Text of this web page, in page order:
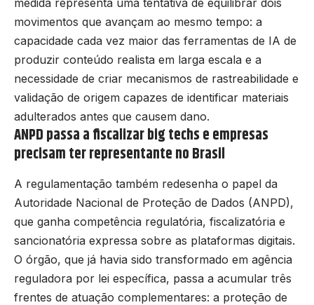
medida representa uma tentativa de equilibrar dois
movimentos que avançam ao mesmo tempo: a
capacidade cada vez maior das ferramentas de IA de
produzir conteúdo realista em larga escala e a
necessidade de criar mecanismos de rastreabilidade e
validação de origem capazes de identificar materiais
adulterados antes que causem dano.
ANPD passa a fiscalizar big techs e empresas
precisam ter representante no Brasil
A regulamentação também redesenha o papel da
Autoridade Nacional de Proteção de Dados (ANPD),
que ganha competência regulatória, fiscalizatória e
sancionatória expressa sobre as plataformas digitais.
O órgão, que já havia sido transformado em agência
reguladora por lei específica, passa a acumular três
frentes de atuação complementares: a proteção de